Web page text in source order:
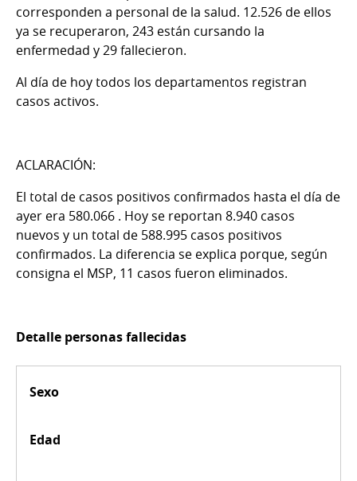
corresponden a personal de la salud. 12.526 de ellos
ya se recuperaron, 243 están cursando la
enfermedad y 29 fallecieron.
Al día de hoy todos los departamentos registran
casos activos.
ACLARACIÓN:
El total de casos positivos confirmados hasta el día de
ayer era 580.066 . Hoy se reportan 8.940 casos
nuevos y un total de 588.995 casos positivos
confirmados. La diferencia se explica porque, según
consigna el MSP, 11 casos fueron eliminados.
Detalle personas fallecidas
Sexo
Edad